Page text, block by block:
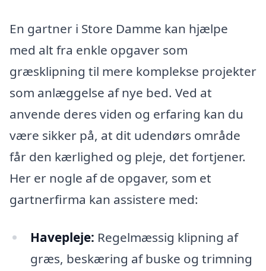
En gartner i Store Damme kan hjælpe
med alt fra enkle opgaver som
græsklipning til mere komplekse projekter
som anlæggelse af nye bed. Ved at
anvende deres viden og erfaring kan du
være sikker på, at dit udendørs område
får den kærlighed og pleje, det fortjener.
Her er nogle af de opgaver, som et
gartnerfirma kan assistere med:
Havepleje: Regelmæssig klipning af
græs, beskæring af buske og trimning